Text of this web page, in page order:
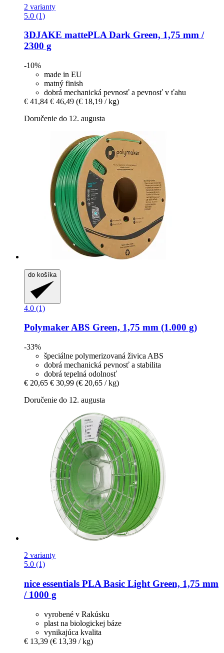
2 varianty
5.0 (1)
3DJAKE mattePLA Dark Green, 1,75 mm /
2300 g
-10%
made in EU
matný finish
dobrá mechanická pevnosť a pevnosť v ťahu
€ 41,84 € 46,49 (€ 18,19 / kg)
Doručenie do 12. augusta
do košíka
4.0 (1)
PolymakerABS Green, 1,75 mm (1.000 g)
-33%
špeciálne polymerizovaná živica ABS
dobrá mechanická pevnosť a stabilita
dobrá tepelná odolnosť
€ 20,65 € 30,99 (€ 20,65 / kg)
Doručenie do 12. augusta
2 varianty
5.0 (1)
nice essentials PLA Basic Light Green, 1,75 mm
/ 1000 g
vyrobené v Rakúsku
plast na biologickej báze
vynikajúca kvalita
€ 13,39 (€ 13,39 / kg)